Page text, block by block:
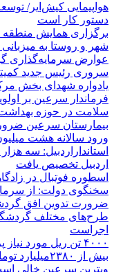
هواپیمایی کیش‌ایر/
دستور کار است
برگزاری همایش منطقه
شهر و روستا به
عوارض سرمایه‌گذاری
سروری رئیس جدید
یادواره شهدای بخش
فرماندار سرعین بر
سلامت در حوزه
بیمارستان سرعین
ورود سالانه هشت
اردبیل تخصیص یافت
اسطوره فوتبال در
سخنگوی دولت: از
ضرورت تدوین افق
طرح‌های مختلف
اجراست
۴۰۰۰ تن ریل مورد
بیش از ۲۳۸۰میلیارد تومان اعتبار در ۸ ماه گذشته
ویترین سرعین خالی